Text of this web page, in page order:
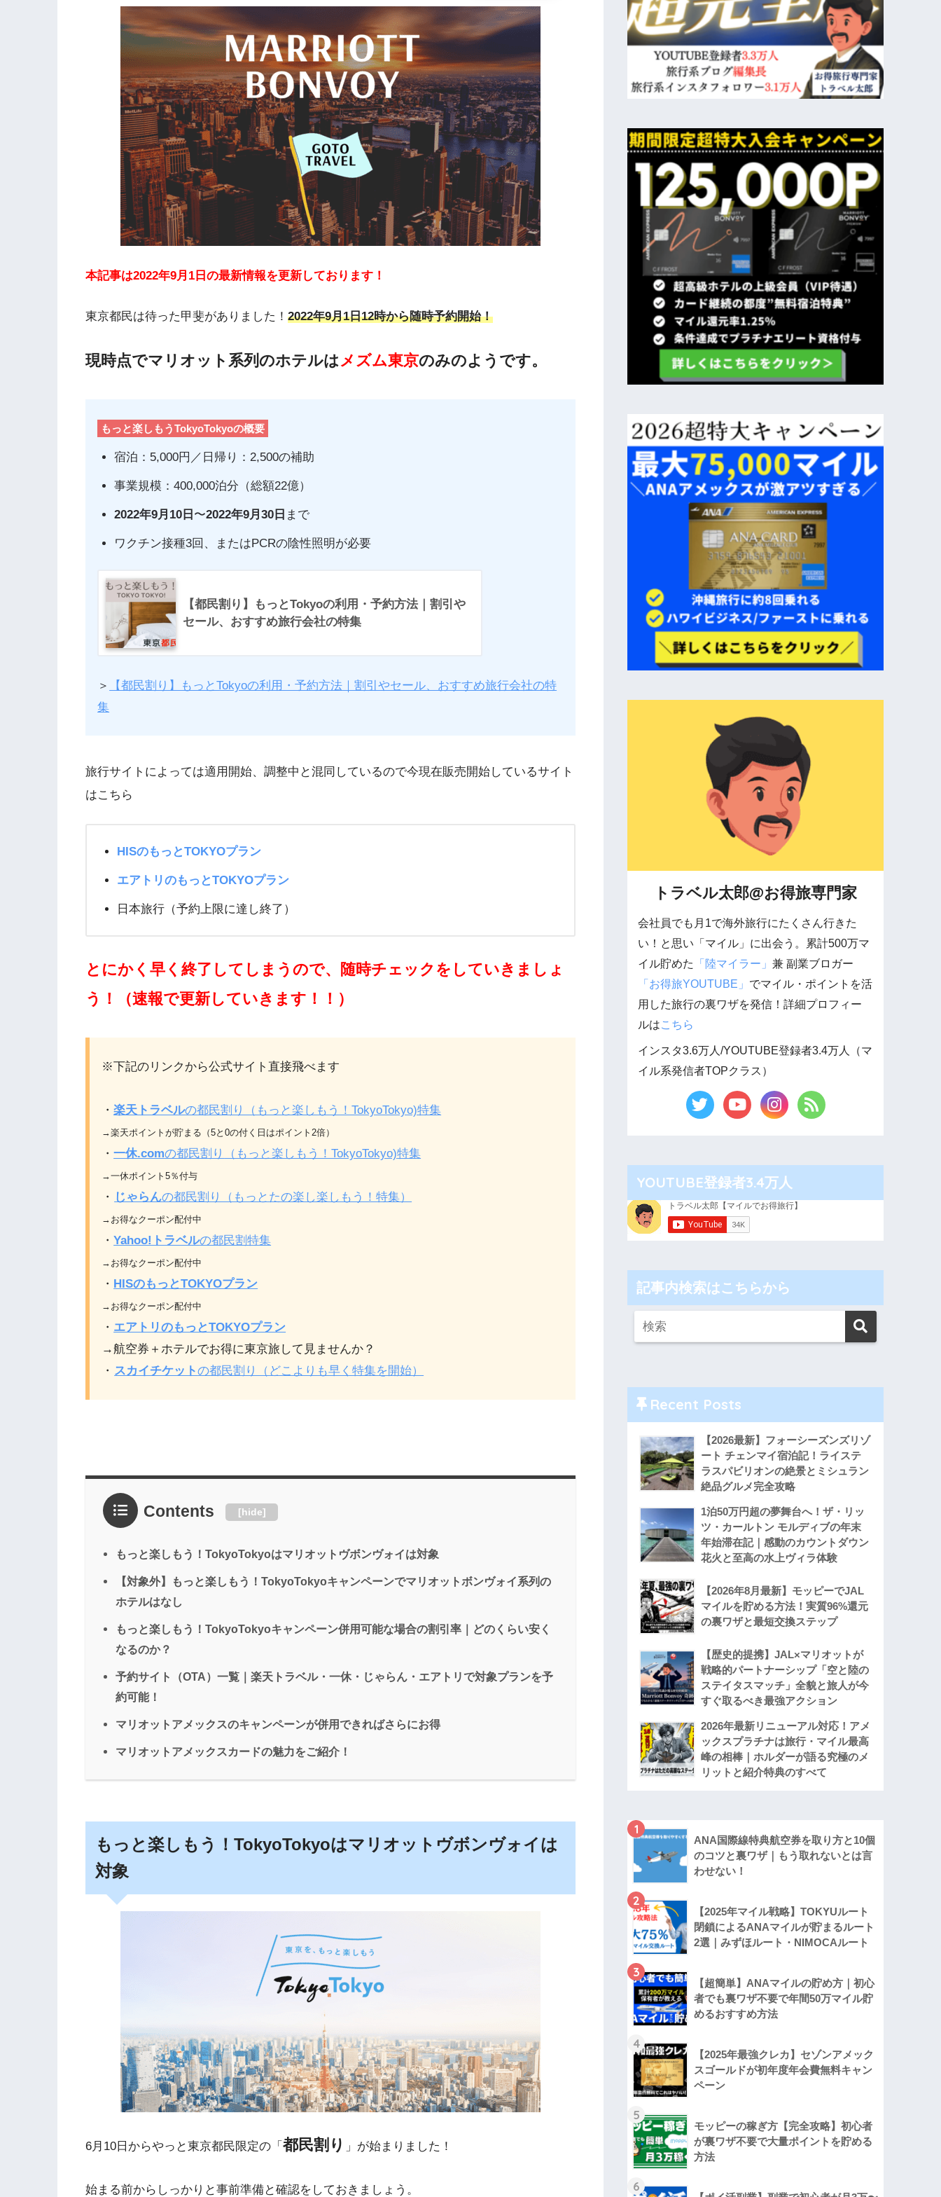
本記事は2022年9月1日の最新情報を更新しております！
東京都民は待った甲斐がありました！ 2022年9月1日12時から随時予約開始！
現時点でマリオット系列のホテルは メズム東京のみのようです。
もっと楽しもうTokyoTokyoの概要
宿泊：5,000円／日帰り：2,500の補助
事業規模：400,000泊分（総額22億）
2022年9月10日 〜2022年9月30日 まで
ワクチン接種3回、またはPCRの陰性照明が必要
【都民割り】もっとTokyoの利用・予約方法｜割引や
セール、おすすめ旅行会社の特集
＞
【都民割り】もっとTokyoの利用・予約方法｜割引やセール、おすすめ旅行会社の特
集
旅行サイトによっては適用開始、調整中と混同しているので今現在販売開始しているサイト
はこちら
HISのもっとTOKYOプラン
エアトリのもっとTOKYOプラン
日本旅行（予約上限に達し終了）
とにかく早く終了してしまうので、随時チェックをしていきましょ
う！（速報で更新していきます！！）
※下記のリンクから公式サイト直接飛べます
・楽天トラベルの都民割り（もっと楽しもう！TokyoTokyo)特集
→楽天ポイントが貯まる（5と0の付く日はポイント2倍）
・一休.comの都民割り （もっと楽しもう！TokyoTokyo)特集
→一休ポイント5％付与
・ じゃらんの都民割り（もっとたの楽し楽しもう！特集）
→お得なクーポン配付中
・Yahoo!トラベルの都民割特集
→お得なクーポン配付中
・ HISのもっとTOKYOプラン
→お得なクーポン配付中
・ エアトリのもっとTOKYOプラン
→航空券＋ホテルでお得に東京旅して見ませんか？
・ スカイチケットの都民割り（どこよりも早く特集を開始）
Contents [hide]
もっと楽しもう！TokyoTokyoはマリオットヴボンヴォイは対象
【対象外】もっと楽しもう！TokyoTokyoキャンペーンでマリオットボンヴォイ系列の
ホテルはなし
もっと楽しもう！TokyoTokyoキャンペーン併用可能な場合の割引率｜どのくらい安く
なるのか？
予約サイト（OTA）一覧｜楽天トラベル・一休・じゃらん・エアトリで対象プランを予
約可能！
マリオットアメックスのキャンペーンが併用できればさらにお得
マリオットアメックスカードの魅力をご紹介！
もっと楽しもう！TokyoTokyoはマリオットヴボンヴォイは
対象
6月10日からやっと東京都民限定の「 都民割り 」が始まりました！
始まる前からしっかりと事前準備と確認をしておきましょう。
トラベル太郎@お得旅専門家
会社員でも月1で海外旅行にたくさん行きた
い！と思い「マイル」に出会う。累計500万マ
イル貯めた
「陸マイラー」兼 副業ブロガー
「お得旅YOUTUBE」 でマイル・ポイントを活
用した旅行の裏ワザを発信！詳細プロフィー
ルはこちら
インスタ3.6万人/YOUTUBE登録者3.4万人（マ
イル系発信者TOPクラス）
YOUTUBE登録者3.4万人
記事内検索はこちらから
Recent Posts
【2026最新】フォーシーズンズリゾ
ート チェンマイ宿泊記！ライステ
ラスパビリオンの絶景とミシュラン
絶品グルメ完全攻略
1泊50万円超の夢舞台へ！ザ・リッ
ツ・カールトン モルディブの年末
年始滞在記｜感動のカウントダウン
花火と至高の水上ヴィラ体験
【2026年8月最新】モッピーでJAL
マイルを貯める方法！実質96%還元
の裏ワザと最短交換ステップ
【歴史的提携】JAL×マリオットが
戦略的パートナーシップ「空と陸の
ステイタスマッチ」全貌と旅人が今
すぐ取るべき最強アクション
2026年最新リニューアル対応！アメ
ックスプラチナは旅行・マイル最高
峰の相棒｜ホルダーが語る究極のメ
リットと紹介特典のすべて
1
ANA国際線特典航空券を取り方と10個
のコツと裏ワザ｜もう取れないとは言
わせない！
2
【2025年マイル戦略】TOKYUルート
閉鎖によるANAマイルが貯まるルート
2選｜みずほルート・NIMOCAルート
3
【超簡単】ANAマイルの貯め方｜初心
者でも裏ワザ不要で年間50万マイル貯
めるおすすめ方法
4
【2025年最強クレカ】セゾンアメック
スゴールドが初年度年会費無料キャン
ペーン
5
モッピーの稼ぎ方【完全攻略】初心者
が裏ワザ不要で大量ポイントを貯める
方法
6